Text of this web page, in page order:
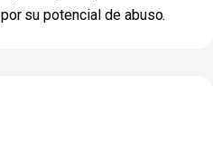
su potencial de abuso.